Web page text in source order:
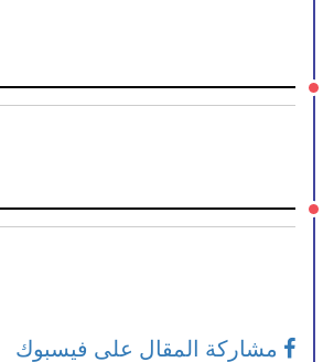
مشاركة المقال على فيسبوك